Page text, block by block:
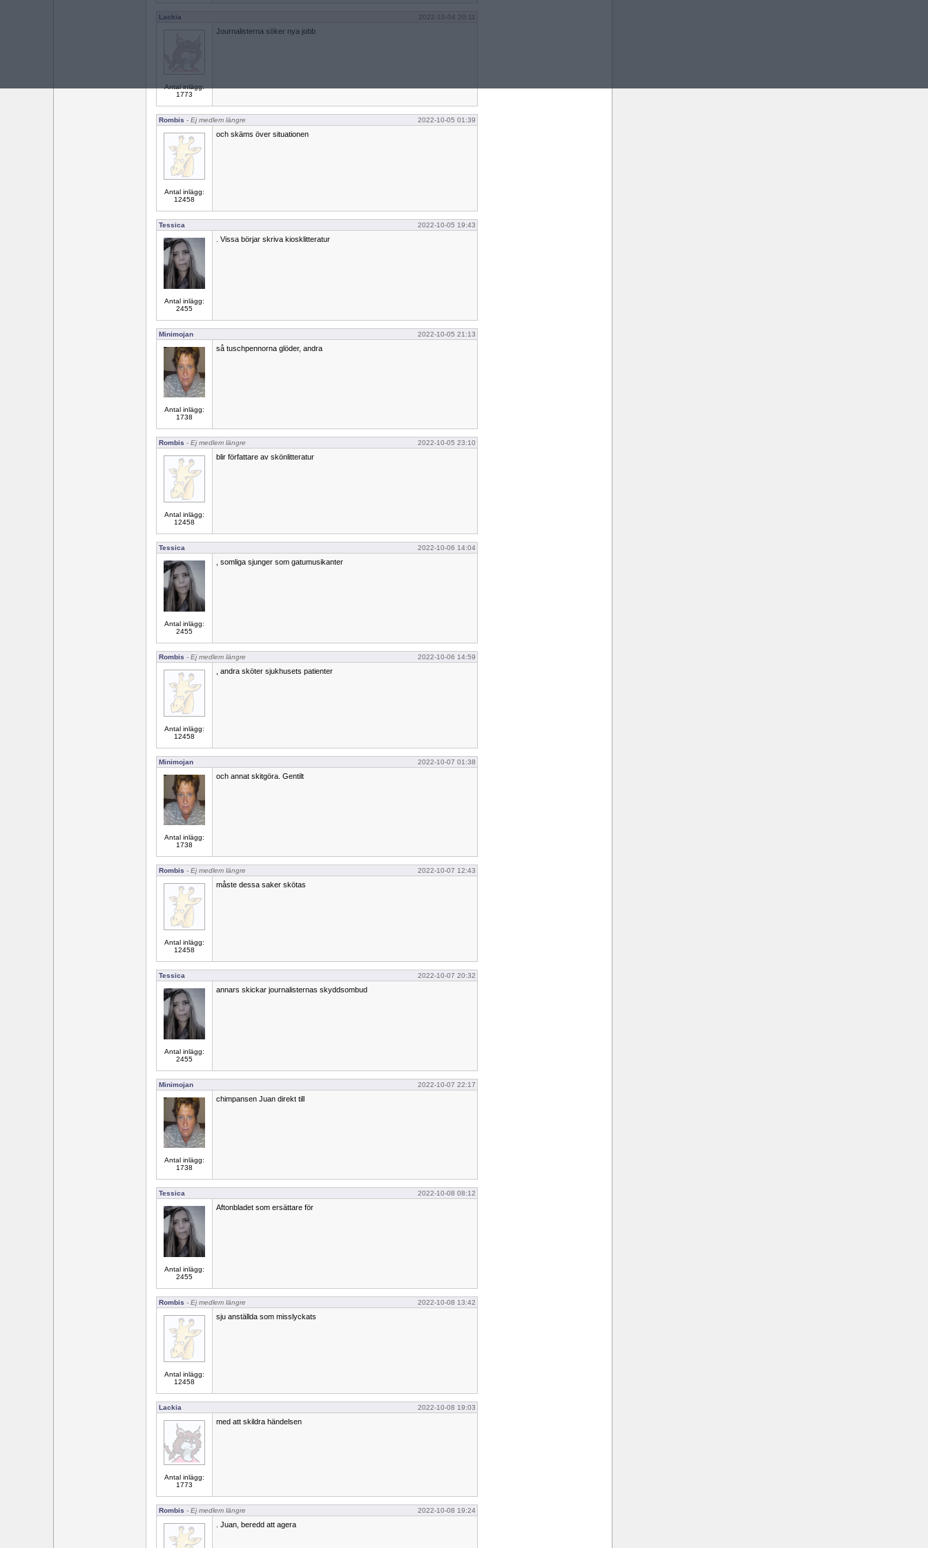
Lackia 2022-10-04 20:11
Antal inlägg:
1773
Journalisterna söker nya jobb
Rombis - Ej medlem längre 2022-10-05 01:39
Antal inlägg:
12458
och skäms över situationen
Tessica 2022-10-05 19:43
Antal inlägg:
2455
. Vissa börjar skriva kiosklitteratur
Minimojan 2022-10-05 21:13
Antal inlägg:
1738
så tuschpennorna glöder, andra
Rombis - Ej medlem längre 2022-10-05 23:10
Antal inlägg:
12458
blir författare av skönlitteratur
Tessica 2022-10-06 14:04
Antal inlägg:
2455
, somliga sjunger som gatumusikanter
Rombis - Ej medlem längre 2022-10-06 14:59
Antal inlägg:
12458
, andra sköter sjukhusets patienter
Minimojan 2022-10-07 01:38
Antal inlägg:
1738
och annat skitgöra. Gentilt
Rombis - Ej medlem längre 2022-10-07 12:43
Antal inlägg:
12458
måste dessa saker skötas
Tessica 2022-10-07 20:32
Antal inlägg:
2455
annars skickar journalisternas skyddsombud
Minimojan 2022-10-07 22:17
Antal inlägg:
1738
chimpansen Juan direkt till
Tessica 2022-10-08 08:12
Antal inlägg:
2455
Aftonbladet som ersättare för
Rombis - Ej medlem längre 2022-10-08 13:42
Antal inlägg:
12458
sju anställda som misslyckats
Lackia 2022-10-08 19:03
Antal inlägg:
1773
med att skildra händelsen
Rombis - Ej medlem längre 2022-10-08 19:24
. Juan, beredd att agera